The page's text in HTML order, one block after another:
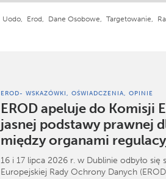
Uodo, Erod, Dane Osobowe, Targetowanie,
EROD- WSKAZÓWKI, OŚWIADCZENIA, OPINIE
EROD apeluje do Komisji
jasnej podstawy prawnej
między organami
16 i 17 lipca 2026 r. w Dublinie odbyło
Europejskiej Rady Ochrony Danych